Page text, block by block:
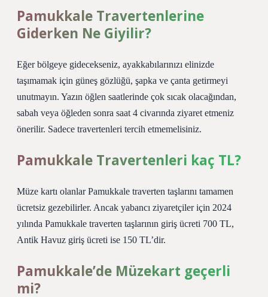
Pamukkale Travertenlerine
Giderken Ne Giyilir?
Eğer bölgeye gidecekseniz, ayakkabılarınızı elinizde
taşımamak için güneş gözlüğü, şapka ve çanta getirmeyi
unutmayın. Yazın öğlen saatlerinde çok sıcak olacağından,
sabah veya öğleden sonra saat 4 civarında ziyaret etmeniz
önerilir. Sadece travertenleri tercih etmemelisiniz.
Pamukkale Travertenleri kaç TL?
Müze kartı olanlar Pamukkale traverten taşlarını tamamen
ücretsiz gezebilirler. Ancak yabancı ziyaretçiler için 2024
yılında Pamukkale traverten taşlarının giriş ücreti 700 TL,
Antik Havuz giriş ücreti ise 150 TL’dir.
Pamukkale’de Müzekart geçerli
mi?